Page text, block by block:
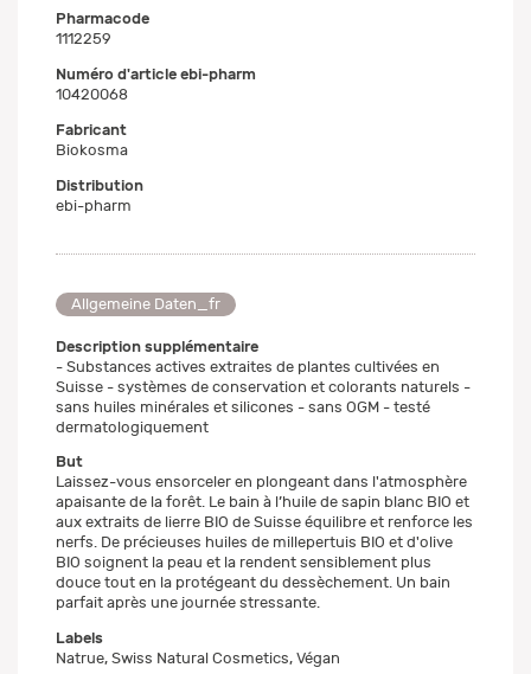
Pharmacode
1112259
Numéro d'article ebi-pharm
10420068
Fabricant
Biokosma
Distribution
ebi-pharm
Allgemeine Daten_fr
Description supplémentaire
- Substances actives extraites de plantes cultivées en
Suisse - systèmes de conservation et colorants naturels -
sans huiles minérales et silicones - sans OGM - testé
dermatologiquement
But
Laissez-vous ensorceler en plongeant dans l'atmosphère
apaisante de la forêt. Le bain à l’huile de sapin blanc BIO et
aux extraits de lierre BIO de Suisse équilibre et renforce les
nerfs. De précieuses huiles de millepertuis BIO et d'olive
BIO soignent la peau et la rendent sensiblement plus
douce tout en la protégeant du dessèchement. Un bain
parfait après une journée stressante.
Labels
Natrue, Swiss Natural Cosmetics, Végan